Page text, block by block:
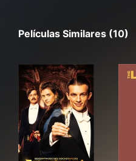
Películas Similares (10)